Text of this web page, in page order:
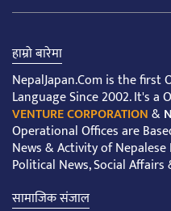
हाम्रो बारेमा
NepalJapan.Com is the first
Language Since 2002. It's
VENTURE CORPORATION&
Operational Offices are
News & Activity of
Political News, Social
सामाजिक संजाल